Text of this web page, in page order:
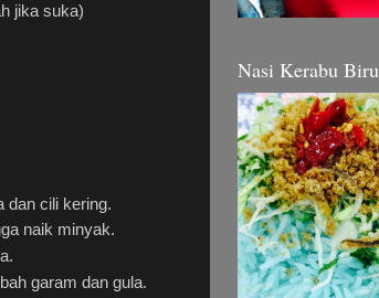
jika suka)
dan cili kering.
naik minyak.
garam dan gula.
Nasi Kerabu Biru